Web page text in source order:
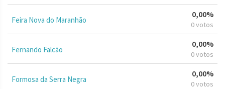
Feira Nova do Maranhão
0,00%
0 votos
Fernando Falcão
0,00%
0 votos
Formosa da Serra Negra
0,00%
0 votos